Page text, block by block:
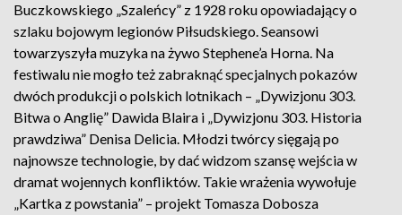
Buczkowskiego „Szaleńcy” z 1928 roku opowiadający o
szlaku bojowym legionów Piłsudskiego. Seansowi
towarzyszyła muzyka na żywo Stephene’a Horna. Na
festiwalu nie mogło też zabraknąć specjalnych pokazów
dwóch produkcji o polskich lotnikach – „Dywizjonu 303.
Bitwa o Anglię” Dawida Blaira i „Dywizjonu 303. Historia
prawdziwa” Denisa Delicia. Młodzi twórcy sięgają po
najnowsze technologie, by dać widzom szansę wejścia w
dramat wojennych konfliktów. Takie wrażenia wywołuje
„Kartka z powstania” – projekt Tomasza Dobosza